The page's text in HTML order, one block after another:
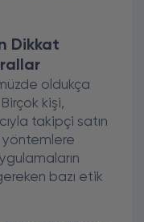
Dikkat
oldukça
kişi,
takipçi satın
bazı etik